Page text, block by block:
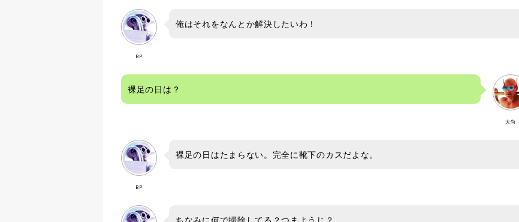
BP
俺はそれをなんとか解決したいわ！
大尚
裸足の日は？
BP
裸足の日はたまらない。完全に靴下のカスだよな。
ちなみに何で掃除してる？つまようじ？